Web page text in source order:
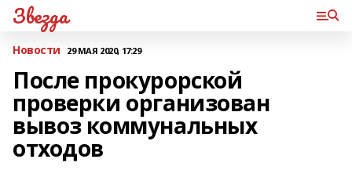
Звезда
Новости 29 МАЯ 2020, 17:29
После прокурорской
проверки организован
вывоз коммунальных
отходов